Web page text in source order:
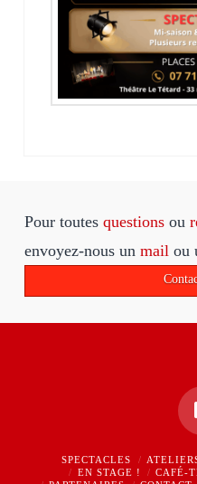
Pour toutes questionsou
envoyez-nous un mailou
SPECTACLES
EN STAGE !
CAFÉ-